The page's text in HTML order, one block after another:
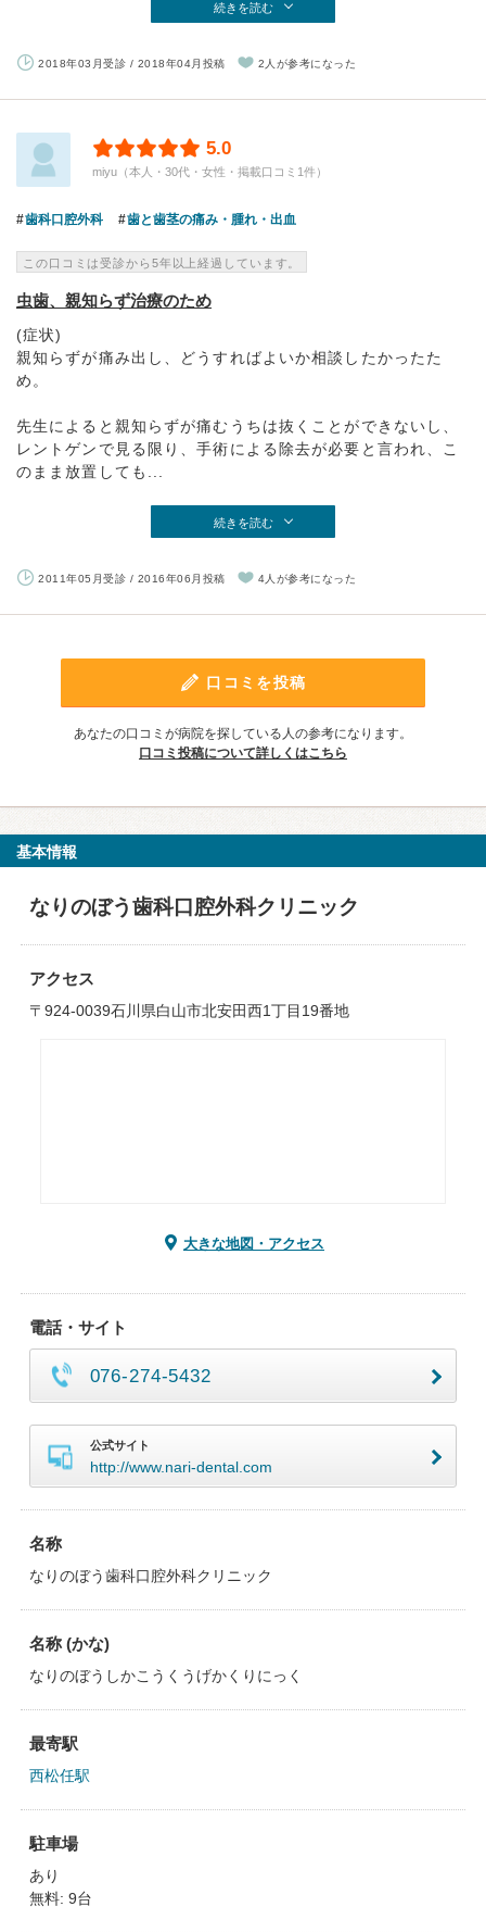
続きを読む
2018年03月受診 / 2018年04月投稿 2人が参考になった
5.0
miyu（本人・30代・女性・掲載口コミ1件）
歯科口腔外科 歯と歯茎の痛み・腫れ・出血
この口コミは受診から5年以上経過しています。
虫歯、親知らず治療のため
(症状)
親知らずが痛み出し、どうすればよいか相談したかったた
め。
先生によると親知らずが痛むうちは抜くことができないし、
レントゲンで見る限り、手術による除去が必要と言われ、こ
のまま放置しても...
続きを読む
2011年05月受診 / 2016年06月投稿 4人が参考になった
口コミを投稿
あなたの口コミが病院を探している人の参考になります。
口コミ投稿について詳しくはこちら
基本情報
なりのぼう歯科口腔外科クリニック
アクセス
〒924-0039石川県白山市北安田西1丁目19番地
大きな地図・アクセス
電話・サイト
076-274-5432
公式サイト
http://www.nari-dental.com
名称
なりのぼう歯科口腔外科クリニック
名称 (かな)
なりのぼうしかこうくうげかくりにっく
最寄駅
西松任駅
駐車場
あり
無料: 9台